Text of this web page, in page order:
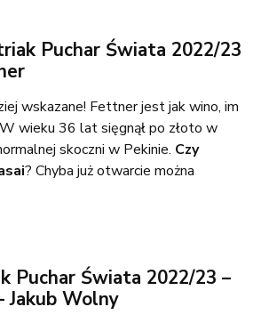
Puchar Świata 2022/23
wskazane! Fettner jest jak wino, im
wieku 36 lat sięgnął po złoto w
skoczni w Pekinie. Czy
? Chyba już otwarcie można
Puchar Świata 2022/23 –
Jakub Wolny